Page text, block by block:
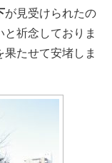
が見受けられたの
祈念しておりま
たせて安堵しま